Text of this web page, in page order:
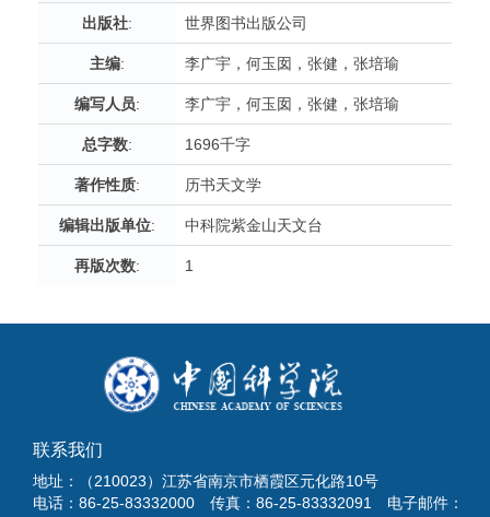
出版社: 世界图书出版公司
主编: 李广宇，何玉囡，张健，张培瑜
编写人员: 李广宇，何玉囡，张健，张培瑜
总字数: 1696千字
著作性质: 历书天文学
编辑出版单位: 中科院紫金山天文台
再版次数: 1
联系我们
地址：（210023）江苏省南京市栖霞区元化路10号
电话：86-25-83332000 传真：86-25-83332091 电子邮件：